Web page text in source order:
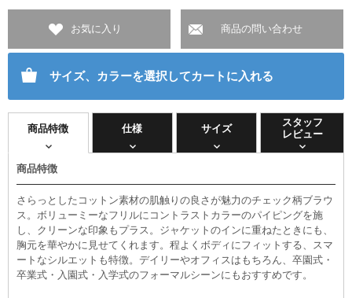
お気に入り 商品の問い合わせ
サイズ、カラーを選択してカートに入れる
商品特徴 仕様 サイズ
スタッフ
レビュー
商品特徴
さらっとしたコットン素材の肌触りの良さが魅力のチェック柄ブラウ
ス。ボリューミーなフリルにコントラストカラーのパイピングを施
し、クリーンな印象もプラス。ジャケットのインに重ねたときにも、
胸元を華やかに見せてくれます。程よくボディにフィットする、スマ
ートなシルエットも特徴。デイリーやオフィスはもちろん、卒園式・
卒業式・入園式・入学式のフォーマルシーンにもおすすめです。